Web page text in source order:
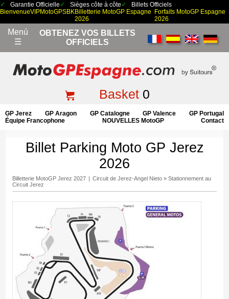
Garantie Officielle Sièges côte à côte
Billets Officiels
BienvenueVIPMotoGPSBKBilletterie MotoGP Espagne
2026
Forfaits MotoGP Espagne
2026
Menú
☰
OBTENEZ VOS BILLETS
OFFICIELS
Basket0
GP Jerez GP Aragon GP Catalogne GP Valence
GP Portugal
Équipe Francophone
NOUVELLES MotoGP Contact
Billet Parking Moto GP Jerez
2026
Billetterie MotoGP Jerez 2027 | Circuit de Jerez-Angel Nieto» Stationnement au
Circuit Jerez